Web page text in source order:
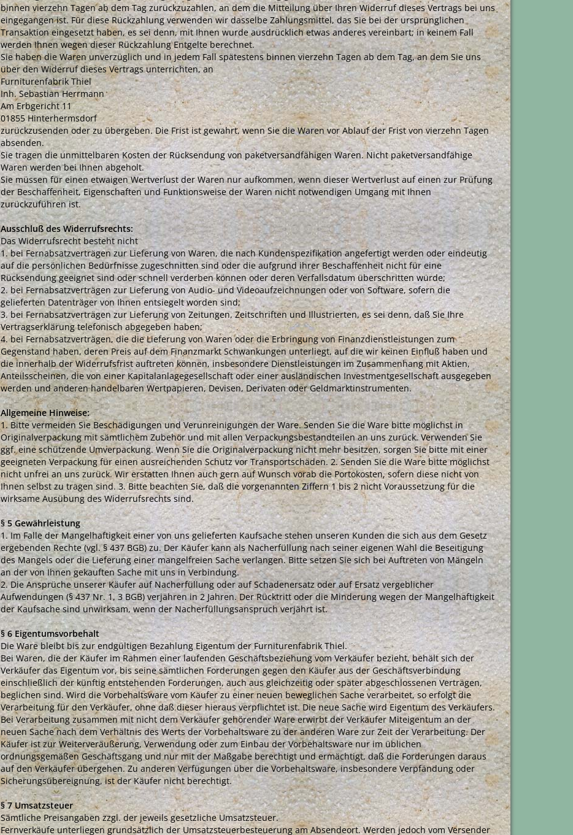
binnen vierzehn Tagen ab dem Tag zurückzuzahlen, an dem die Mitteilung über Ihren Widerruf dieses Vertrags bei uns
eingegangen ist. Für diese Rückzahlung verwenden wir dasselbe Zahlungsmittel, das Sie bei der ursprünglichen
Transaktion eingesetzt haben, es sei denn, mit Ihnen wurde ausdrücklich etwas anderes vereinbart; in keinem Fall
werden Ihnen wegen dieser Rückzahlung Entgelte berechnet.
Sie haben die Waren unverzüglich und in jedem Fall spätestens binnen vierzehn Tagen ab dem Tag, an dem Sie uns
über den Widerruf dieses Vertrags unterrichten, an
Furniturenfabrik Thiel
Inh. Sebastian Herrmann
Am Erbgericht 11
01855 Hinterhermsdorf
zurückzusenden oder zu übergeben. Die Frist ist gewahrt, wenn Sie die Waren vor Ablauf der Frist von vierzehn Tagen
absenden.
Sie tragen die unmittelbaren Kosten der Rücksendung von paketversandfähigen Waren. Nicht paketversandfähige
Waren werden bei Ihnen abgeholt.
Sie müssen für einen etwaigen Wertverlust der Waren nur aufkommen, wenn dieser Wertverlust auf einen zur Prüfung
der Beschaffenheit, Eigenschaften und Funktionsweise der Waren nicht notwendigen Umgang mit Ihnen
zurückzuführen ist.
Ausschluß des Widerrufsrechts:
Das Widerrufsrecht besteht nicht
1. bei Fernabsatzverträgen zur Lieferung von Waren, die nach Kundenspezifikation angefertigt werden oder eindeutig
auf die persönlichen Bedürfnisse zugeschnitten sind oder die aufgrund ihrer Beschaffenheit nicht für eine
Rücksendung geeignet sind oder schnell verderben können oder deren Verfallsdatum überschritten würde;
2. bei Fernabsatzverträgen zur Lieferung von Audio- und Videoaufzeichnungen oder von Software, sofern die
gelieferten Datenträger von Ihnen entsiegelt worden sind;
3. bei Fernabsatzverträgen zur Lieferung von Zeitungen, Zeitschriften und Illustrierten, es sei denn, daß Sie Ihre
Vertragserklärung telefonisch abgegeben haben;
4. bei Fernabsatzverträgen, die die Lieferung von Waren oder die Erbringung von Finanzdienstleistungen zum
Gegenstand haben, deren Preis auf dem Finanzmarkt Schwankungen unterliegt, auf die wir keinen Einfluß haben und
die innerhalb der Widerrufsfrist auftreten können, insbesondere Dienstleistungen im Zusammenhang mit Aktien,
Anteilsscheinen, die von einer Kapitalanlagegesellschaft oder einer ausländischen Investmentgesellschaft ausgegeben
werden und anderen handelbaren Wertpapieren, Devisen, Derivaten oder Geldmarktinstrumenten.
Allgemeine Hinweise:
1. Bitte vermeiden Sie Beschädigungen und Verunreinigungen der Ware. Senden Sie die Ware bitte möglichst in
Originalverpackung mit sämtlichem Zubehör und mit allen Verpackungsbestandteilen an uns zurück. Verwenden Sie
ggf. eine schützende Umverpackung. Wenn Sie die Originalverpackung nicht mehr besitzen, sorgen Sie bitte mit einer
geeigneten Verpackung für einen ausreichenden Schutz vor Transportschäden. 2. Senden Sie die Ware bitte möglichst
nicht unfrei an uns zurück. Wir erstatten Ihnen auch gern auf Wunsch vorab die Portokosten, sofern diese nicht von
Ihnen selbst zu tragen sind. 3. Bitte beachten Sie, daß die vorgenannten Ziffern 1 bis 2 nicht Voraussetzung für die
wirksame Ausübung des Widerrufsrechts sind.
§ 5 Gewährleistung
1. Im Falle der Mangelhaftigkeit einer von uns gelieferten Kaufsache stehen unseren Kunden die sich aus dem Gesetz
ergebenden Rechte (vgl. § 437 BGB) zu. Der Käufer kann als Nacherfüllung nach seiner eigenen Wahl die Beseitigung
des Mangels oder die Lieferung einer mangelfreien Sache verlangen. Bitte setzen Sie sich bei Auftreten von Mängeln
an der von Ihnen gekauften Sache mit uns in Verbindung.
2. Die Ansprüche unserer Käufer auf Nacherfüllung oder auf Schadenersatz oder auf Ersatz vergeblicher
Aufwendungen (§ 437 Nr. 1, 3 BGB) verjähren in 2 Jahren. Der Rücktritt oder die Minderung wegen der Mangelhaftigkeit
der Kaufsache sind unwirksam, wenn der Nacherfüllungsanspruch verjährt ist.
§ 6 Eigentumsvorbehalt
Die Ware bleibt bis zur endgültigen Bezahlung Eigentum der Furniturenfabrik Thiel.
Bei Waren, die der Käufer im Rahmen einer laufenden Geschäftsbeziehung vom Verkäufer bezieht, behält sich der
Verkäufer das Eigentum vor, bis seine sämtlichen Forderungen gegen den Käufer aus der Geschäftsverbindung
einschließlich der künftig entstehenden Forderungen, auch aus gleichzeitig oder später abgeschlossenen Verträgen,
beglichen sind. Wird die Vorbehaltsware vom Käufer zu einer neuen beweglichen Sache verarbeitet, so erfolgt die
Verarbeitung für den Verkäufer, ohne daß dieser hieraus verpflichtet ist. Die neue Sache wird Eigentum des Verkäufers.
Bei Verarbeitung zusammen mit nicht dem Verkäufer gehörender Ware erwirbt der Verkäufer Miteigentum an der
neuen Sache nach dem Verhältnis des Werts der Vorbehaltsware zu der anderen Ware zur Zeit der Verarbeitung. Der
Käufer ist zur Weiterveräußerung, Verwendung oder zum Einbau der Vorbehaltsware nur im üblichen
ordnungsgemäßen Geschäftsgang und nur mit der Maßgabe berechtigt und ermächtigt, daß die Forderungen daraus
auf den Verkäufer übergehen. Zu anderen Verfügungen über die Vorbehaltsware, insbesondere Verpfändung oder
Sicherungsübereignung, ist der Käufer nicht berechtigt.
§ 7 Umsatzsteuer
Sämtliche Preisangaben zzgl. der jeweils gesetzliche Umsatzsteuer.
Fernverkäufe unterliegen grundsätzlich der Umsatzsteuerbesteuerung am Absendeort. Werden jedoch vom Versender